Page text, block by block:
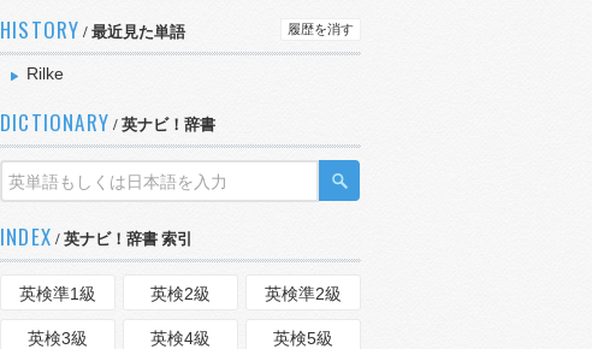
HISTORY / 最近見た単語 履歴を消す
Rilke
DICTIONARY / 英ナビ！辞書
INDEX / 英ナビ！辞書 索引
英検準1級 英検2級 英検準2級
英検3級 英検4級 英検5級